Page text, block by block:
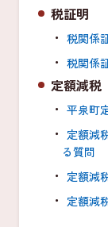
税証明
税関係
税関係
定額減税
平泉町
定額減
る質問
定額減
定額減